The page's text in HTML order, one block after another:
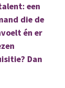
een
die de
én er
Dan